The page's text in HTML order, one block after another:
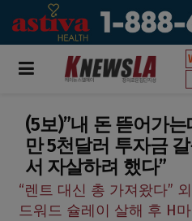
(5보)”내 돈 뜯어가
만 5천달러 투자금
서 자살하려 했다”
“렌트 대신 총 가져왔다”
드워드 슐레이 살해 후 H